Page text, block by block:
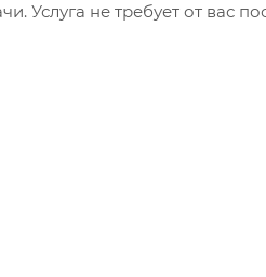
Услуга не требует от вас